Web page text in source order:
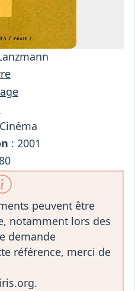
: 2001
peuvent être
notamment lors des
demande
référence, merci de